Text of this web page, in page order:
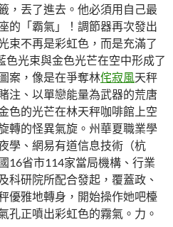
，丟了進去。他必須用自己最
的「霸氣」！調節器再次發出
束不再是彩虹色，而是充滿了
色光束與金色光芒在空中形成了
案，像是在爭奪林侘寂風天秤
注、以單戀能量為武器的荒唐
色的光芒在林天秤咖啡館上空
轉的怪異氣旋。州華夏職業學
學、網易有道信息技術（杭
16省市114家當局機構、行業
科研院所配合發起，覆蓋政、
優雅地轉身，開始操作她吧檯
孔正噴出彩虹色的霧氣。力。